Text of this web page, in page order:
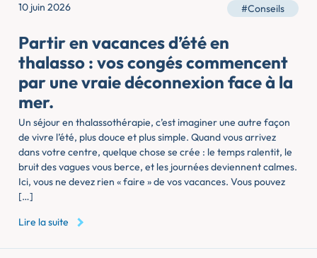
10 juin 2026 #Conseils
Partir en vacances d’été en
thalasso : vos congés commencent
par une vraie déconnexion face à la
mer.
Un séjour en thalassothérapie, c’est imaginer une autre façon
de vivre l’été, plus douce et plus simple. Quand vous arrivez
dans votre centre, quelque chose se crée : le temps ralentit, le
bruit des vagues vous berce, et les journées deviennent calmes.
Ici, vous ne devez rien « faire » de vos vacances. Vous pouvez
[…]
Lire la suite